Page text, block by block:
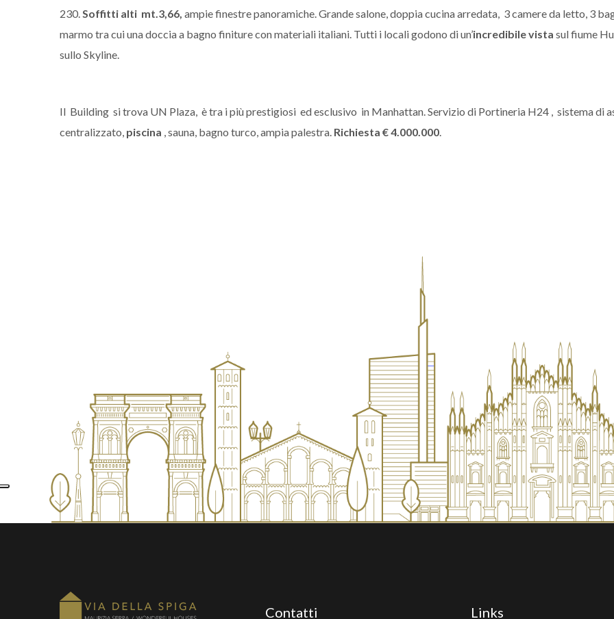
230.Soffitti alti mt.3,66, ampie finestre panoramiche. Grande salone, doppia cucina arredata, 3 camere da letto, 3
marmo tra cui una doccia a bagno finiture con materiali italiani. Tutti i locali godono di un’incredibilevista sul fiume
sullo Skyline.
Il Building si trova UN Plaza, è tra i più prestigiosi ed esclusivo in Manhattan. Servizio di Portineria H24 , sistema di
centralizzato, piscina , sauna, bagno turco, ampia palestra. Richiesta € 4.000.000.
Contatti Links